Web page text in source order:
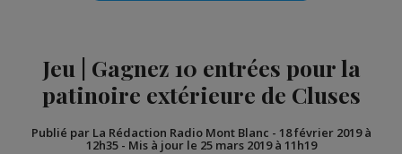
Jeu | Gagnez 10 entrées pour la
patinoire extérieure de Cluses
Publié par La Rédaction Radio Mont Blanc - 18 février 2019 à
12h35- Mis à jour le 25 mars 2019 à 11h19